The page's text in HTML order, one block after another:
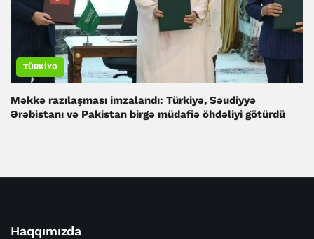
TÜRKIYƏ
Məkkə razılaşması imzalandı: Türkiyə, Səudiyyə
Ərəbistanı və Pakistan birgə müdafiə öhdəliyi götürdü
Haqqımızda